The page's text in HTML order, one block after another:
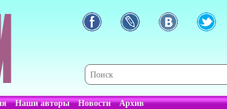
Наши авторы Новости Архив